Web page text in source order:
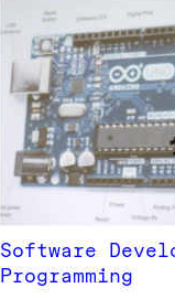
Software
Programming